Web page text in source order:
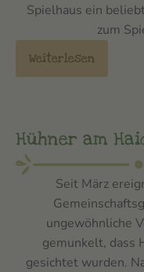
Spielhaus ein
zum
Weiterlesen
Hühner am
Seit März
ungewöhnliche
gemunkelt, dass
gesichtet wurden.